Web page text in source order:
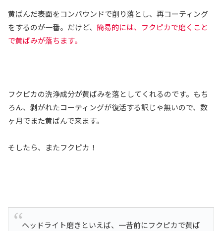
黄ばんだ表面をコンパウンドで削り落とし、再コーティング
をするのが一番。だけど、 簡易的には、フクピカで磨くこと
で黄ばみが落ちます。
フクピカの洗浄成分が黄ばみを落としてくれるのです。もち
ろん、剥がれたコーティングが復活する訳じゃ無いので、数
ヶ月でまた黄ばんで来ます。
そしたら、またフクピカ！
ヘッドライト磨きといえば、一昔前にフクピカで黄ば